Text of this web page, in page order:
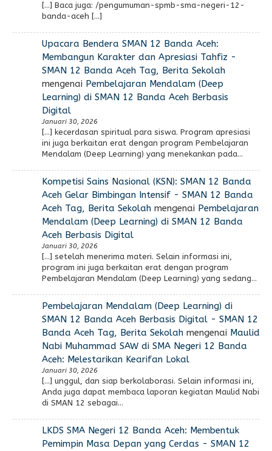
[…] Baca juga: /pengumuman-spmb-sma-negeri-12-
banda-aceh […]
Upacara Bendera SMAN 12 Banda Aceh:
Membangun Karakter dan Apresiasi Tahfiz -
SMAN 12 Banda Aceh Tag, Berita Sekolah
mengenai Pembelajaran Mendalam (Deep
Learning) di SMAN 12 Banda Aceh Berbasis
Digital
Januari 30, 2026
[…] kecerdasan spiritual para siswa. Program apresiasi
ini juga berkaitan erat dengan program Pembelajaran
Mendalam (Deep Learning) yang menekankan pada…
Kompetisi Sains Nasional (KSN): SMAN 12 Banda
Aceh Gelar Bimbingan Intensif - SMAN 12 Banda
Aceh Tag, Berita Sekolahmengenai Pembelajaran
Mendalam (Deep Learning) di SMAN 12 Banda
Aceh Berbasis Digital
Januari 30, 2026
[…] setelah menerima materi. Selain informasi ini,
program ini juga berkaitan erat dengan program
Pembelajaran Mendalam (Deep Learning) yang sedang…
Pembelajaran Mendalam (Deep Learning) di
SMAN 12 Banda Aceh Berbasis Digital - SMAN 12
Banda Aceh Tag, Berita Sekolahmengenai Maulid
Nabi Muhammad SAW di SMA Negeri 12 Banda
Aceh: Melestarikan Kearifan Lokal
Januari 30, 2026
[…] unggul, dan siap berkolaborasi. Selain informasi ini,
Anda juga dapat membaca laporan kegiatan Maulid Nabi
di SMAN 12 sebagai…
LKDS SMA Negeri 12 Banda Aceh: Membentuk
Pemimpin Masa Depan yang Cerdas - SMAN 12